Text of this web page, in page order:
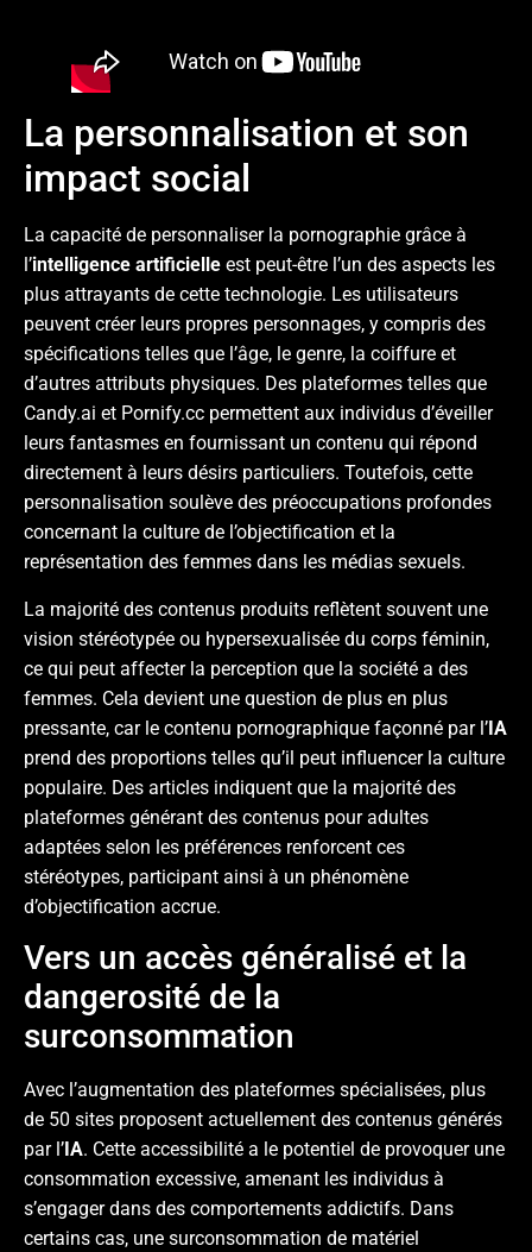
La personnalisation et son
impact social
La capacité de personnaliser la pornographie grâce à
l’intelligence artificielle est peut-être l’un des aspects les
plus attrayants de cette technologie. Les utilisateurs
peuvent créer leurs propres personnages, y compris des
spécifications telles que l’âge, le genre, la coiffure et
d’autres attributs physiques. Des plateformes telles que
Candy.ai et Pornify.cc permettent aux individus d’éveiller
leurs fantasmes en fournissant un contenu qui répond
directement à leurs désirs particuliers. Toutefois, cette
personnalisation soulève des préoccupations profondes
concernant la culture de l’objectification et la
représentation des femmes dans les médias sexuels.
La majorité des contenus produits reflètent souvent une
vision stéréotypée ou hypersexualisée du corps féminin,
ce qui peut affecter la perception que la société a des
femmes. Cela devient une question de plus en plus
pressante, car le contenu pornographique façonné par l’IA
prend des proportions telles qu’il peut influencer la culture
populaire. Des articles indiquent que la majorité des
plateformes générant des contenus pour adultes
adaptées selon les préférences renforcent ces
stéréotypes, participant ainsi à un phénomène
d’objectification accrue.
Vers un accès généralisé et la
dangerosité de la
surconsommation
Avec l’augmentation des plateformes spécialisées, plus
de 50 sites proposent actuellement des contenus générés
par l’IA. Cette accessibilité a le potentiel de provoquer une
consommation excessive, amenant les individus à
s’engager dans des comportements addictifs. Dans
certains cas, une surconsommation de matériel